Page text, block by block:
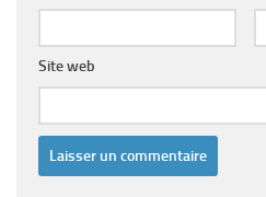
Site web